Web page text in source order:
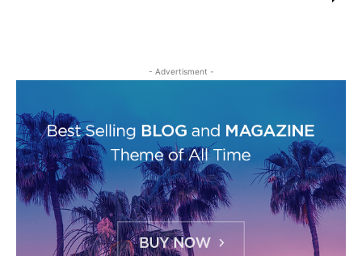
- Advertisment -